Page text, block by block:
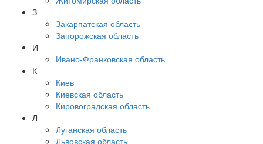
З
Закарпатская область
Запорожская область
И
Ивано-Франковская область
К
Киев
Киевская область
Кировоградская область
Л
Луганская область
Львовская область